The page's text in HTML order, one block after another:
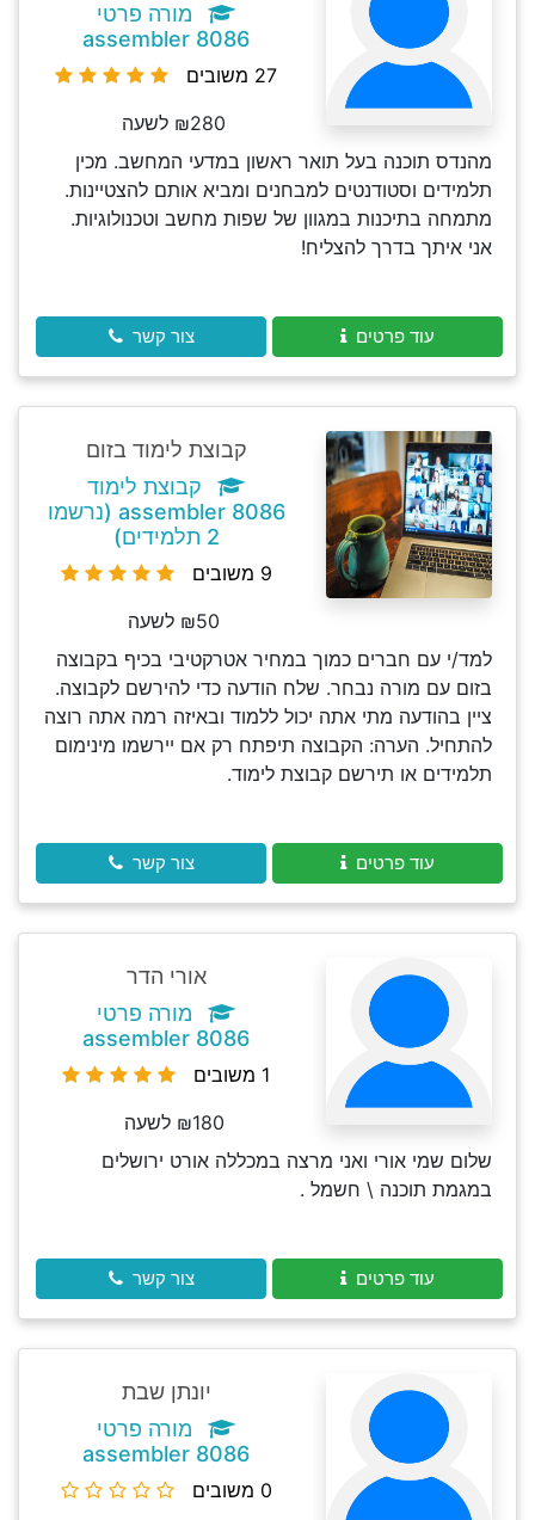
מורה פרטי
assembler 8086
27 משובים
₪280 לשעה
מהנדס תוכנה בעל תואר ראשון במדעי המחשב. מכין
תלמידים וסטודנטים למבחנים ומביא אותם להצטיינות.
מתמחה בתיכנות במגוון של שפות מחשב וטכנולוגיות.
אני איתך בדרך להצליח!
עוד פרטים צור קשר
קבוצת לימוד בזום
קבוצת לימוד
assembler 8086 (נרשמו
2 תלמידים)
9 משובים
₪50 לשעה
למד/י עם חברים כמוך במחיר אטרקטיבי בכיף בקבוצה
בזום עם מורה נבחר. שלח הודעה כדי להירשם לקבוצה.
ציין בהודעה מתי אתה יכול ללמוד ובאיזה רמה אתה רוצה
להתחיל. הערה: הקבוצה תיפתח רק אם יירשמו מינימום
תלמידים או תירשם קבוצת לימוד.
עוד פרטים צור קשר
אורי הדר
מורה פרטי
assembler 8086
1 משובים
₪180 לשעה
שלום שמי אורי ואני מרצה במכללה אורט ירושלים
במגמת תוכנה \ חשמל .
עוד פרטים צור קשר
יונתן שבת
מורה פרטי
assembler 8086
0 משובים